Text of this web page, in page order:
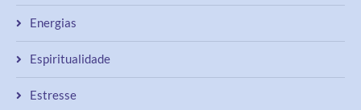
Energias
Espiritualidade
Estresse